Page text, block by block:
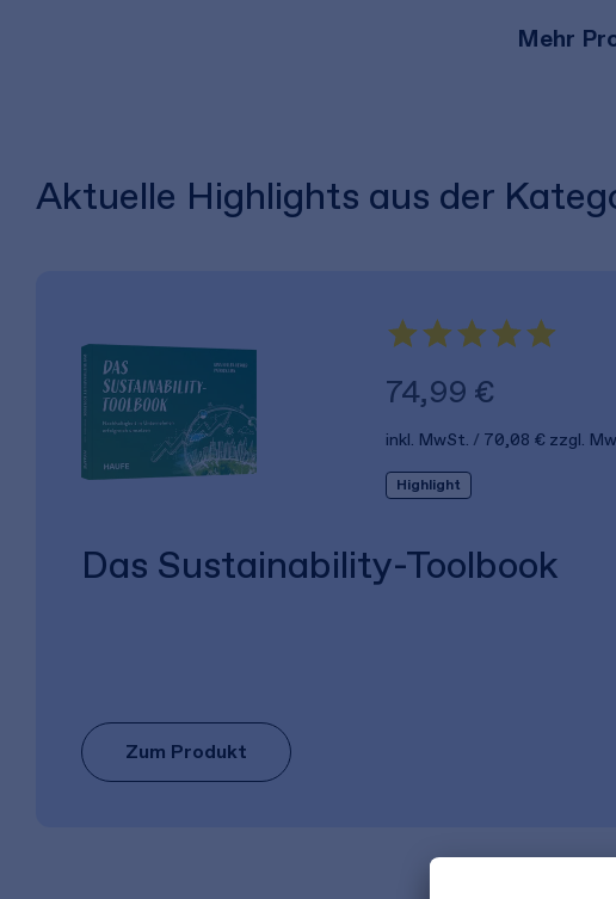
Mehr
Aktuelle Highlights aus der
74,99 €
inkl. MwSt. 70,08 € zzgl.
Highlight
Das Sustainability-Toolbook
Zum Produkt